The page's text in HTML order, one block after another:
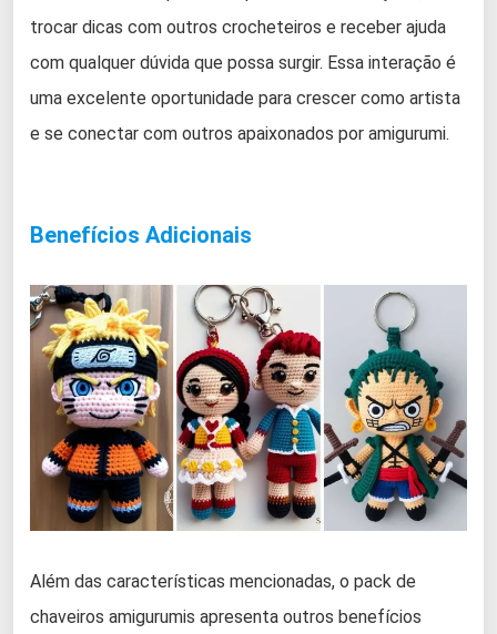
trocar dicas com outros crocheteiros e receber ajuda
com qualquer dúvida que possa surgir. Essa interação é
uma excelente oportunidade para crescer como artista
e se conectar com outros apaixonados por amigurumi.
Benefícios Adicionais
Além das características mencionadas, o pack de
chaveiros amigurumis apresenta outros benefícios